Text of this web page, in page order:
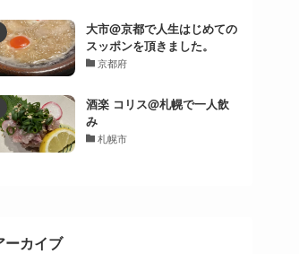
大市@京都で人生はじめての
スッポンを頂きました。
京都府
酒楽 コリス@札幌で一人飲
み
札幌市
ーカイブ